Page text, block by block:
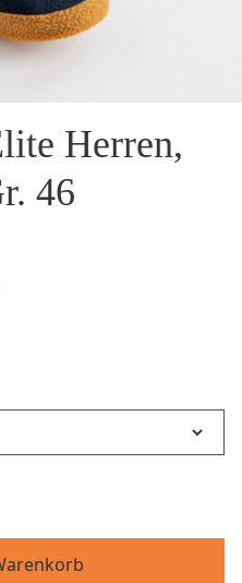
Herren,
46